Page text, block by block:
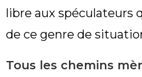
libre aux spéculateurs
de ce genre de
Tous les chemins